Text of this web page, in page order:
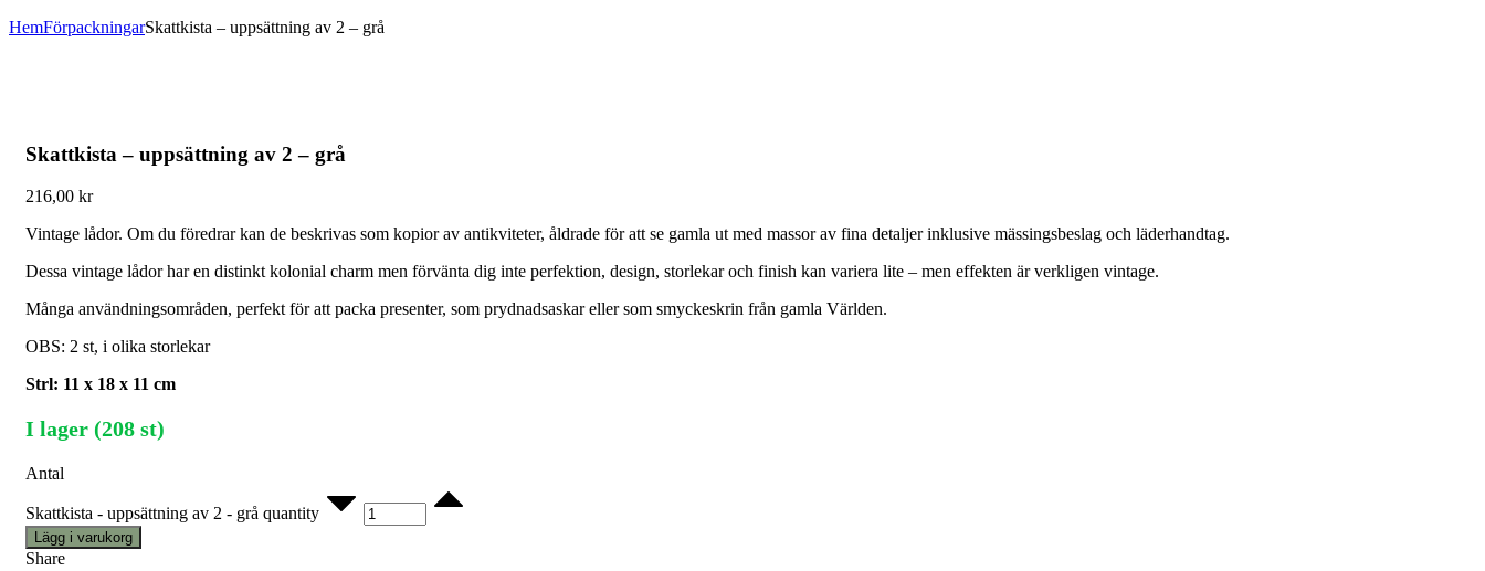
HemFörpackningarSkattkista – uppsättning av 2 – grå
Skattkista – uppsättning av 2 – grå
216,00 kr
Vintage lådor. Om du föredrar kan de beskrivas som kopior av antikviteter, åldrade för att se gamla ut med massor av fina detaljer inklusive mässingsbeslag och läderhandtag.
Dessa vintage lådor har en distinkt kolonial charm men förvänta dig inte perfektion, design, storlekar och finish kan variera lite – men effekten är verkligen vintage.
Många användningsområden, perfekt för att packa presenter, som prydnadsaskar eller som smyckeskrin från gamla Världen.
OBS: 2 st, i olika storlekar
Strl: 11 x 18 x 11 cm
I lager (208 st)
Antal
Skattkista - uppsättning av 2 - grå quantity
Lägg i varukorg
Share